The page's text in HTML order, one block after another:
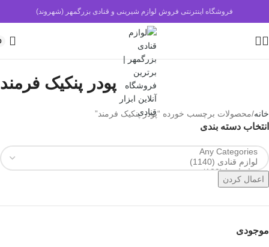
فروشگاه اینترنتی فروش لوازم شیرینی و قنادی بزرگمهر (شهروند)
پودر پنکیک فرمند
خانه محصولات برچسب خورده “پودر پنکیک فرمند”
انتخاب دسته بندی
اعمال کردن
موجودی